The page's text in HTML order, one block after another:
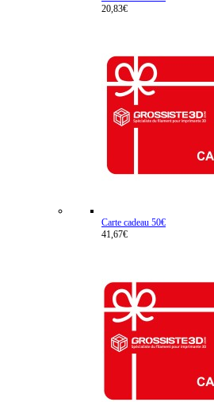
20,83€
Carte cadeau 50€
41,67€